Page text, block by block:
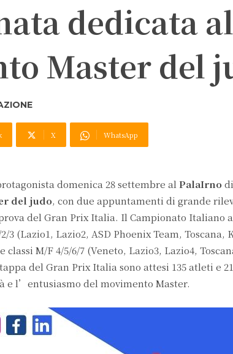
dedicata al
Master del
X WhatsApp
domenica 28 settembre al PalaIrno
del judo, con due appuntamenti di grande
del Gran Prix Italia. Il Campionato Italiano
3 (Lazio1, Lazio2, ASD Phoenix Team, Toscana,
classi M/F 4/5/6/7 (Veneto, Lazio3, Lazio4,
del Gran Prix Italia sono attesi 135 atleti e
e l’entusiasmo del movimento Master.